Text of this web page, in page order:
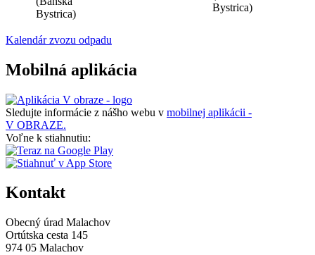
Bystrica)
Bystrica)
Kalendár zvozu odpadu
Mobilná aplikácia
Sledujte informácie z nášho webu v mobilnej aplikácii -
V OBRAZE.
Voľne k stiahnutiu:
Kontakt
Obecný úrad Malachov
Ortútska cesta 145
974 05 Malachov